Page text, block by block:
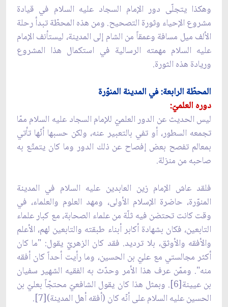
وهكذا يتجلّى دور الإمام السجاد عليه السلام في قيادة
مشروع الإحياء وثورة التصحيح. ومن هذه المحطّة تبدأ رحلة
الألف ميل مسافة وعمقاً من الشام إلى المدينة، ليستأنف الإمام
عليه السلام مهمته الرسالية في استكمال هذا المشروع
وريادة هذه الثورة.
المحطّة الرابعة: في المدينة المنوّرة
دوره العلميّ:
ليس الحديث عن الدور العلميّ للإمام السجاد عليه السلام ممّا
تجمعه السطور، أو تفي بالتعبير عنه، ولكن حسبها أنّها تأتي
بمعالم تفصح بعض إفصاح عن ذلك الدور وما كان يتمتّع به
صاحبه من منزلة.
فلقد عاش الإمام زين العابدين عليه السلام في المدينة
المنوّرة، حاضرة الإسلام الأولى، ومهد العلوم والعلماء، في
وقت كانت تحتضن فيه ثلّة من علماء الصحابة، مع كبار علماء
التابعين، فكان بشهادة أكابر أبناء طبقته والتابعين لهم، الأعلم
والأفقه والأوثق، بلا ترديد. فقد كان الزهريّ يقول: "ما كان
أكثر مجالستي مع عليّ بن الحسين، وما رأيت أحداً كان أفقه
منه". وممّن عرف هذا الأمر وحدّث به الفقيه الشهير سفيان
بن عيينة[6]. وبمثل هذا كان يقول الشافعيّ محتجّاً بعليّ بن
الحسين عليه السلام على أنّه كان (أفقه أهل المدينة)[7].